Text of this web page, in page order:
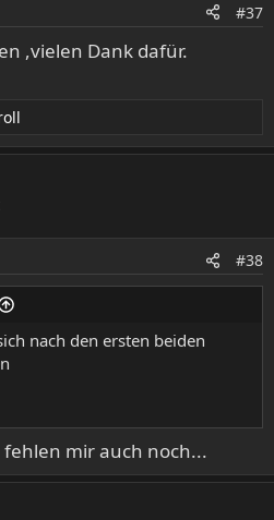
#37
,vielen Dank dafür.
#38
nach den ersten beiden
fehlen mir auch noch...